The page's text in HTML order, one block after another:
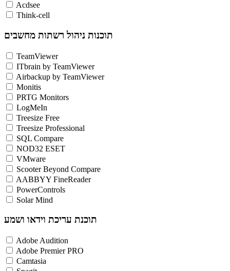
Acdsee
Think-cell
תוכנות ניהול רשתות מחשבים
TeamViewer
ITbrain by TeamViewer
Airbackup by TeamViewer
Monitis
PRTG Monitors
LogMeIn
Treesize Free
Treesize Professional
SQL Compare
NOD32 ESET
VMware
Scooter Beyond Compare
AABBYY FineReader
PowerControls
Solar Mind
תוכנת עריכת וידאו ושמע
Adobe Audition
Adobe Premier PRO
Camtasia